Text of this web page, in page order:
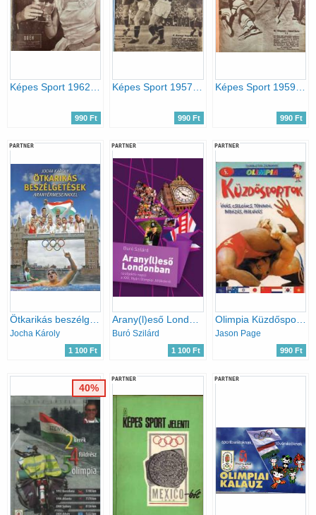
990 Ft 990 Ft
Képes Sport 1959. VI. évfolyam 1-52. szám egybekötve
990 Ft
PARTNER
Jocha Károly
1 100 Ft
PARTNER
Buró Szilárd
1 100 Ft
PARTNER
Olimpia Küzdősportok
Jason Page
990 Ft
40%
PARTNER PARTNER